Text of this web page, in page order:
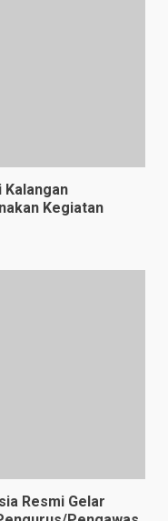
Kalangan
Kegiatan
Resmi Gelar